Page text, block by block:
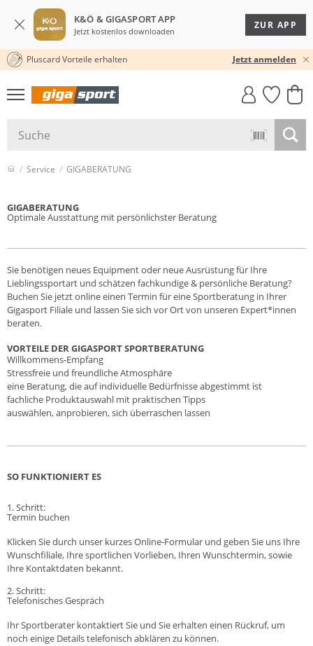
K&Ö & GIGASPORT APP
Jetzt kostenlos downloaden
ZUR APP
30 TAGE RÜCKGABERECHT
Pluscard Vorteile erhalten Jetzt anmelden
GIGASTYLE
FAHRRAD­
MUST-HAVE
Service GIGABERATUNG
GIGABERATUNG
Optimale Ausstattung mit persönlichster Beratung
Sie benötigen neues Equipment oder neue Ausrüstung für Ihre
Lieblingssportart und schätzen fachkundige & persönliche Beratung?
Buchen Sie jetzt online einen Termin für eineSportberatung in Ihrer
Gigasport Filiale und lassen Sie sich vor Ort von unseren Expert*innen
beraten.
VORTEILE DER GIGASPORT SPORTBERATUNG
Willkommens-Empfang
Stressfreie und freundliche Atmosphäre
eine Beratung, die auf individuelle Bedürfnisse abgestimmt ist
fachliche Produktauswahl mit praktischen Tipps
auswählen, anprobieren, sich überraschen lassen
SO FUNKTIONIERT ES
1. Schritt:
Termin buchen
Klicken Sie durch unser kurzes Online-Formular und geben Sie uns Ihre
Wunschfiliale, Ihre sportlichen Vorlieben, Ihren Wunschtermin, sowie
Ihre Kontaktdaten bekannt.
2. Schritt:
Telefonisches Gespräch
Ihr Sportberater kontaktiert Sie und Sie erhalten einen Rückruf, um
noch einige Details telefonisch abklären zu können.